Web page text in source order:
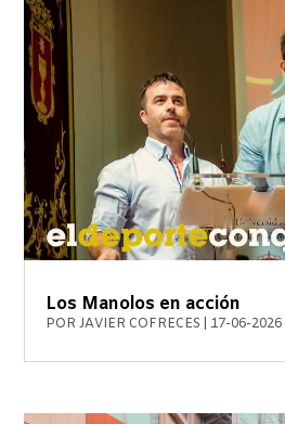
Los Manolos en acción
PORJAVIER COFRECES 17-06-2026